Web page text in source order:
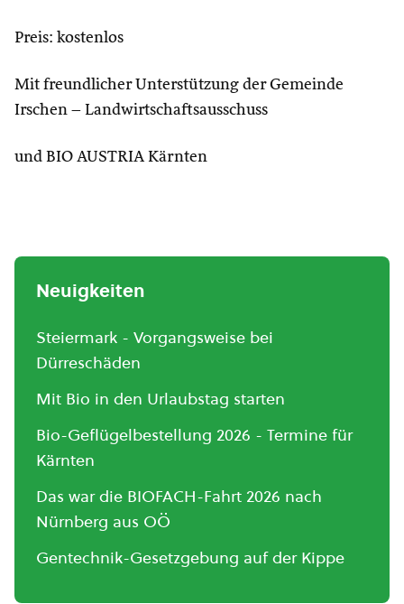
Preis: kostenlos
Mit freundlicher Unterstützung der Gemeinde
Irschen – Landwirtschaftsausschuss
und BIO AUSTRIA Kärnten
Neuigkeiten
Steiermark - Vorgangsweise bei
Dürreschäden
Mit Bio in den Urlaubstag starten
Bio-Geflügelbestellung 2026 - Termine für
Kärnten
Das war die BIOFACH-Fahrt 2026 nach
Nürnberg aus OÖ
Gentechnik-Gesetzgebung auf der Kippe